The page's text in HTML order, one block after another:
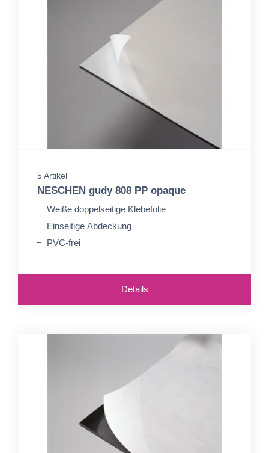
5 Artikel
NESCHEN gudy 808 PP opaque
Weiße doppelseitige Klebefolie
Einseitige Abdeckung
PVC-frei
Details